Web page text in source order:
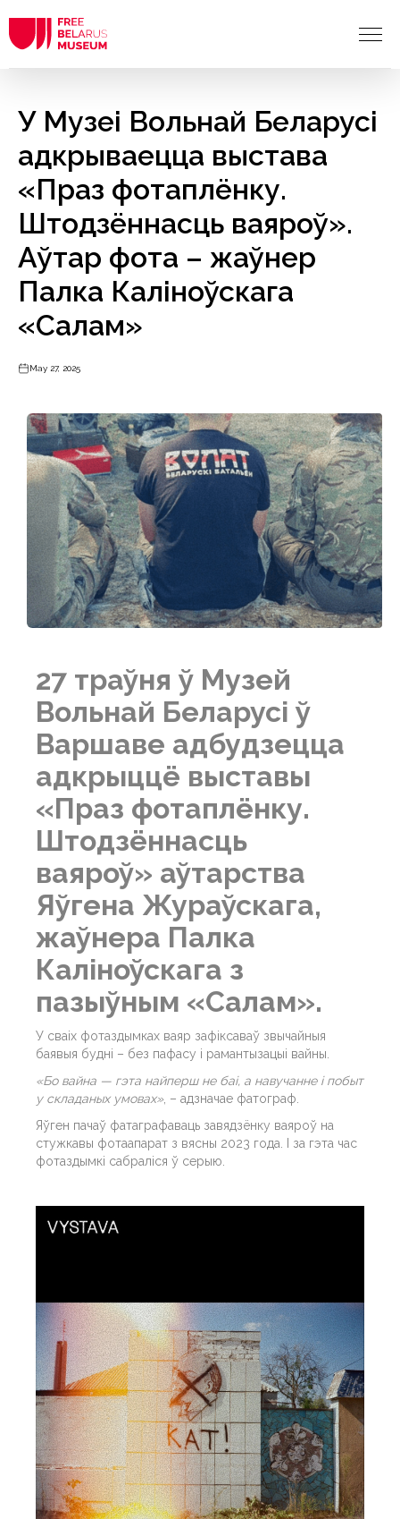
У Музеі Вольнай Беларусі
адкрываецца выстава
«Праз фотаплёнку.
Штодзённасць ваяроў».
Аўтар фота – жаўнер
Палка Каліноўскага
«Салам»
May 27, 2025
27 траўня ў Музей
Вольнай Беларусі ў
Варшаве адбудзецца
адкрыццё выставы
«Праз фотаплёнку.
Штодзённасць
ваяроў» аўтарства
Яўгена Жураўскага,
жаўнера Палка
Каліноўскага з
пазыўным «Салам».
У сваіх фотаздымках ваяр зафіксаваў звычайныя
баявыя будні – без пафасу і рамантызацыі вайны.
«Бо вайна — гэта найперш не баі, а навучанне і побыт
у складаных умовах», – адзначае фатограф.
Яўген пачаў фатаграфаваць завядзёнку ваяроў на
стужкавы фотаапарат з вясны 2023 года. І за гэта час
фотаздымкі сабраліся ў серыю.